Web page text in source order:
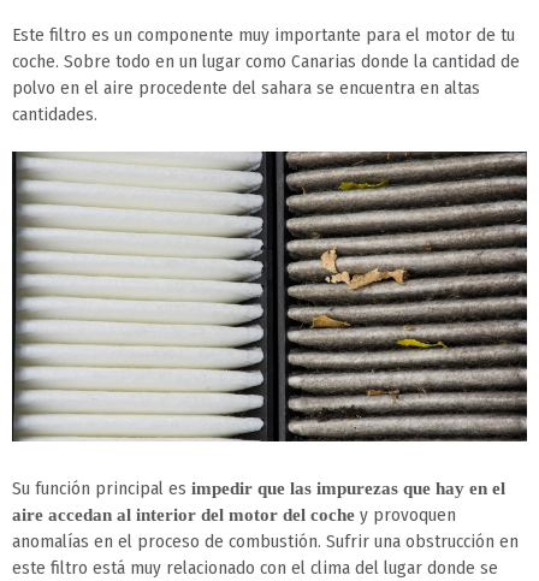
Este filtro es un componente muy importante para el motor de tu
coche. Sobre todo en un lugar como Canarias donde la cantidad de
polvo en el aire procedente del sahara se encuentra en altas
cantidades.
Su función principal es impedir que las impurezas que hay en el
aire accedan al interior del motor del coche y provoquen
anomalías en el proceso de combustión. Sufrir una obstrucción en
este filtro está muy relacionado con el clima del lugar donde se